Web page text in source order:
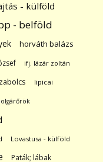
- külföld
- belföld
horváth balázs
ifj. lázár zoltán
lipicai
Lovastusa - külföld
Paták; lábak